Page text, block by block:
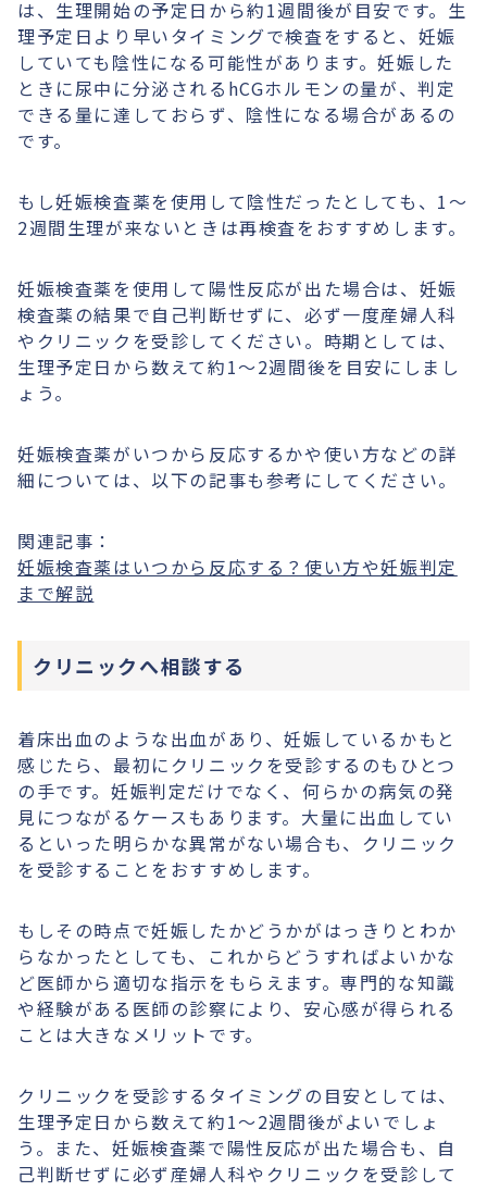
は、生理開始の予定日から約1週間後が目安です。生
理予定日より早いタイミングで検査をすると、妊娠
していても陰性になる可能性があります。妊娠した
ときに尿中に分泌されるhCGホルモンの量が、判定
できる量に達しておらず、陰性になる場合があるの
です。
もし妊娠検査薬を使用して陰性だったとしても、1〜
2週間生理が来ないときは再検査をおすすめします。
妊娠検査薬を使用して陽性反応が出た場合は、妊娠
検査薬の結果で自己判断せずに、必ず一度産婦人科
やクリニックを受診してください。時期としては、
生理予定日から数えて約1〜2週間後を目安にしまし
ょう。
妊娠検査薬がいつから反応するかや使い方などの詳
細については、以下の記事も参考にしてください。
関連記事：
妊娠検査薬はいつから反応する？使い方や妊娠判定
まで解説
クリニックへ相談する
着床出血のような出血があり、妊娠しているかもと
感じたら、最初にクリニックを受診するのもひとつ
の手です。妊娠判定だけでなく、何らかの病気の発
見につながるケースもあります。大量に出血してい
るといった明らかな異常がない場合も、クリニック
を受診することをおすすめします。
もしその時点で妊娠したかどうかがはっきりとわか
らなかったとしても、これからどうすればよいかな
ど医師から適切な指示をもらえます。専門的な知識
や経験がある医師の診察により、安心感が得られる
ことは大きなメリットです。
クリニックを受診するタイミングの目安としては、
生理予定日から数えて約1〜2週間後がよいでしょ
う。また、妊娠検査薬で陽性反応が出た場合も、自
己判断せずに必ず産婦人科やクリニックを受診して